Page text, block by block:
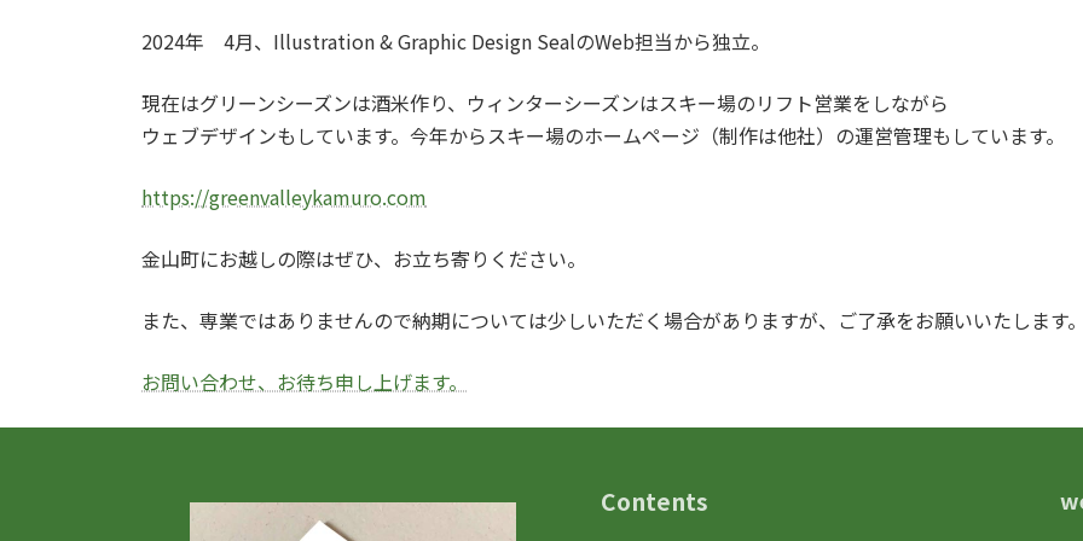
2024年 4月、Illustration & Graphic Design SealのWeb担当から独立。
現在はグリーンシーズンは酒米作り、ウィンターシーズンはスキー場のリフト営業をしながら
ウェブデザインもしています。今年からスキー場のホームページ（制作は他社）の運営管理もしています。
https://greenvalleykamuro.com
金山町にお越しの際はぜひ、お立ち寄りください。
また、専業ではありませんので納期については少しいただく場合がありますが、ご了承をお願いいたします。
お問い合わせ、お待ち申し上げます。
Contents